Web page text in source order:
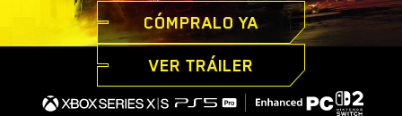
CÓMPRALO YA
VER TRÁILER